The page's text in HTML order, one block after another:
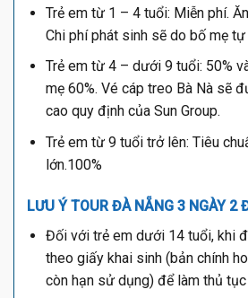
Trẻ em từ 1 – 4 tuổi: Miễn phí.
Chi phí phát sinh sẽ do bố mẹ tự
Trẻ em từ 4 – dưới 9 tuổi: 50%
mẹ 60%. Vé cáp treo Bà Nà sẽ
cao quy định của Sun Group.
Trẻ em từ 9 tuổi trở lên: Tiêu
lớn.100%
LƯU Ý TOUR ĐÀ NẴNG 3 NGÀY 2
Đối với trẻ em dưới 14 tuổi, khi
theo giấy khai sinh (bản chính
còn hạn sử dụng) để làm thủ tục